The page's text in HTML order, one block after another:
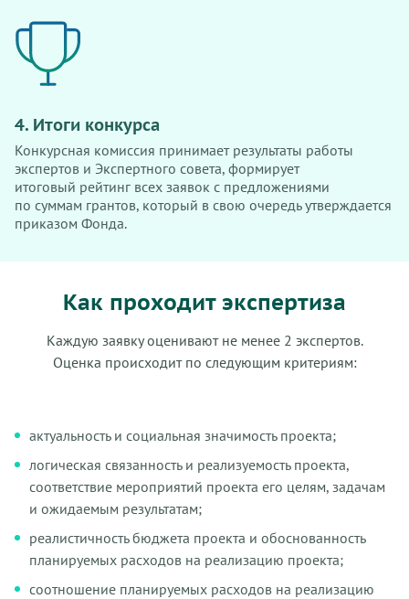
4. Итоги конкурса
Конкурсная комиссия принимает результаты работы
экспертов и Экспертного совета, формирует
итоговый рейтинг всех заявок с предложениями
по суммам грантов, который в свою очередь утверждается
приказом Фонда.
Как проходит экспертиза
Каждую заявку оценивают не менее 2 экспертов.
Оценка происходит по следующим критериям:
актуальность и социальная значимость проекта;
логическая связанность и реализуемость проекта,
соответствие мероприятий проекта его целям, задачам
и ожидаемым результатам;
реалистичность бюджета проекта и обоснованность
планируемых расходов на реализацию проекта;
соотношение планируемых расходов на реализацию